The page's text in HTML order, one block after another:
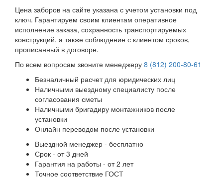
Цена заборов на сайте указана с учетом установки под
ключ. Гарантируем своим клиентам оперативное
исполнение заказа, сохранность транспортируемых
конструкций, а также соблюдение с клиентом сроков,
прописанный в договоре.
По всем вопросам звоните менеджеру 8 (812) 200-80-61
Безналичный расчет для юридических лиц
Наличными выездному специалисту после
согласования сметы
Наличными бригадиру монтажников после
установки
Онлайн переводом после установки
Выездной менеджер - бесплатно
Срок - от 3 дней
Гарантия на работы - от 2 лет
Точное соответствие ГОСТ